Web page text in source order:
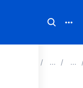
Jira Core